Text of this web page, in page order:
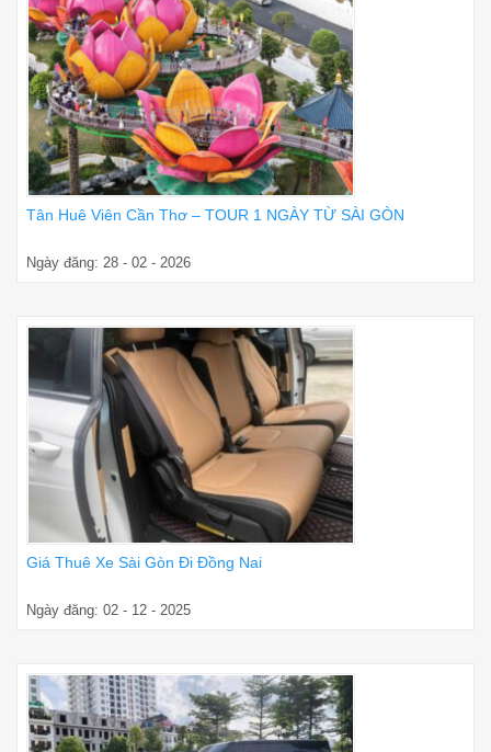
Tân Huê Viên Cần Thơ – TOUR 1 NGÀY TỪ SÀI GÒN
Ngày đăng: 28 - 02 - 2026
Giá Thuê Xe Sài Gòn Đi Đồng Nai
Ngày đăng: 02 - 12 - 2025